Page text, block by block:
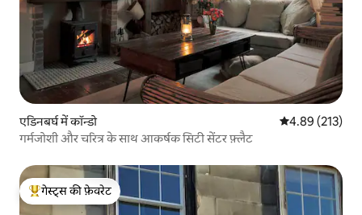
एडिनबर्घ में कॉन्डो औसत रेटिंग 5 में से
4.89 (213)
गर्मजोशी और चरित्र के साथ आकर्षक सिटी सेंटर फ़्लैट
गेस्ट्स का टॉप फ़ेवरेट
गेस्ट्स की फ़ेवरेट